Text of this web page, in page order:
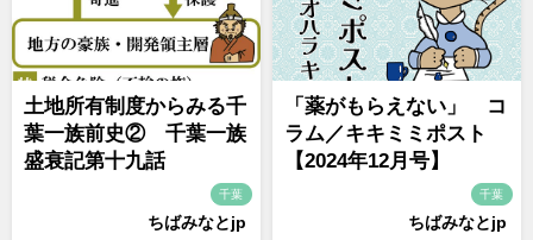
土地所有制度からみる千
葉一族前史② 千葉一族
盛衰記第十九話
千葉
ちばみなとjp
「薬がもらえない」 コ
ラム／キキミミポスト
【2024年12月号】
千葉
ちばみなとjp